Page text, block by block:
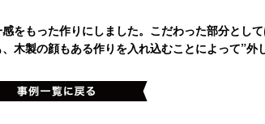
をもった作りにしました。こだわった部分とし
製の顔もある作りを入れ込むことによって”外